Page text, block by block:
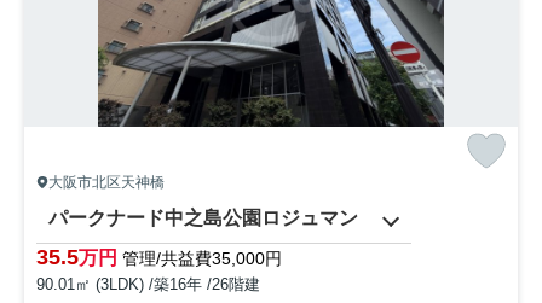
大阪市北区天神橋
パークナード中之島公園ロジュマン
35.5万円 管理/共益費35,000円
90.01㎡ (3LDK) /築16年 /26階建